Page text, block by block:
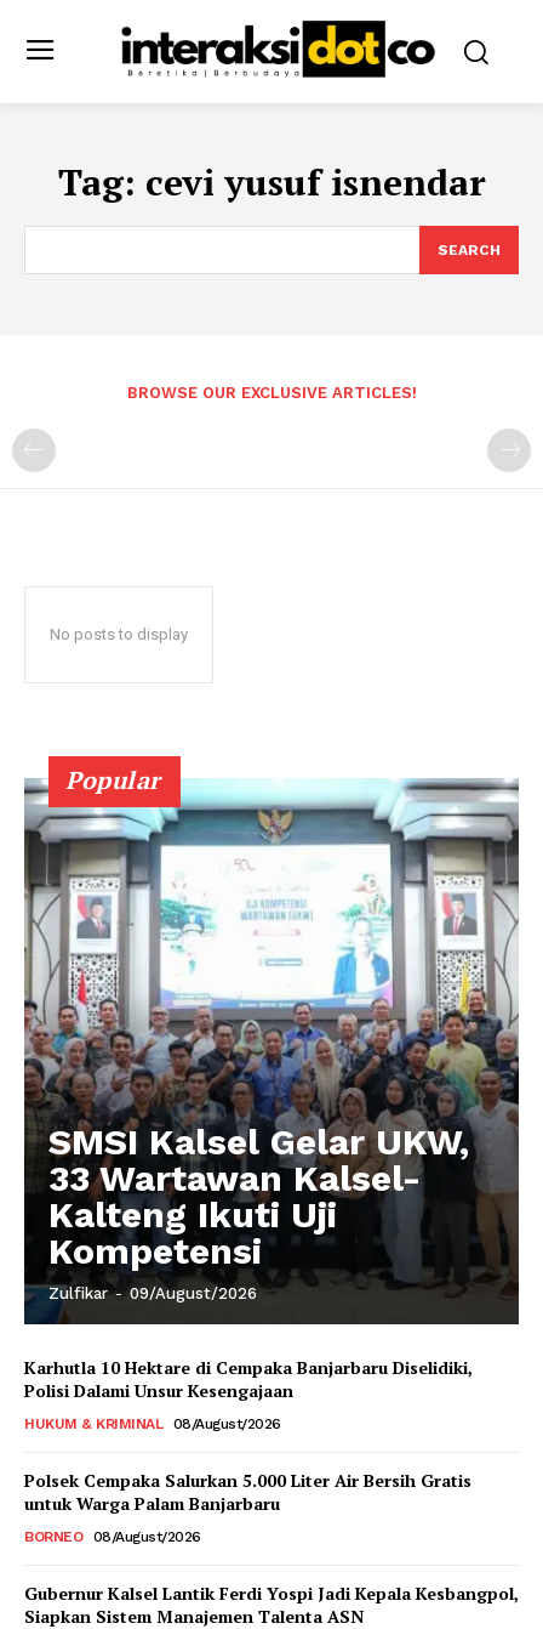
Tag: cevi yusuf isnendar
SEARCH
BROWSE OUR EXCLUSIVE ARTICLES!
No posts to display
Popular
SMSI Kalsel Gelar UKW,
33 Wartawan Kalsel-
Kalteng Ikuti Uji
Kompetensi
Zulfikar - 09/August/2026
Karhutla 10 Hektare di Cempaka Banjarbaru Diselidiki,
Polisi Dalami Unsur Kesengajaan
HUKUM & KRIMINAL 08/August/2026
Polsek Cempaka Salurkan 5.000 Liter Air Bersih Gratis
untuk Warga Palam Banjarbaru
BORNEO 08/August/2026
Gubernur Kalsel Lantik Ferdi Yospi Jadi Kepala Kesbangpol,
Siapkan Sistem Manajemen Talenta ASN